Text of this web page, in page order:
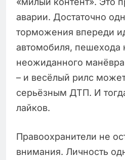
аварии. Достаточно
торможения впереди
автомобиля, пешехода
неожиданного манёвра
– и весёлый рилс
серьёзным ДТП. И
лайков.
Правоохранители не
внимания. Личность